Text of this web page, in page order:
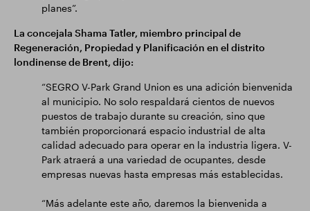
planes”.
La concejala Shama Tatler, miembro principal de
Regeneración, Propiedad y Planificación en el distrito
londinense de Brent, dijo:
“SEGRO V-Park Grand Union es una adición bienvenida
al municipio. No solo respaldará cientos de nuevos
puestos de trabajo durante su creación, sino que
también proporcionará espacio industrial de alta
calidad adecuado para operar en la industria ligera. V-
Park atraerá a una variedad de ocupantes, desde
empresas nuevas hasta empresas más establecidas.
“Más adelante este año, daremos la bienvenida a